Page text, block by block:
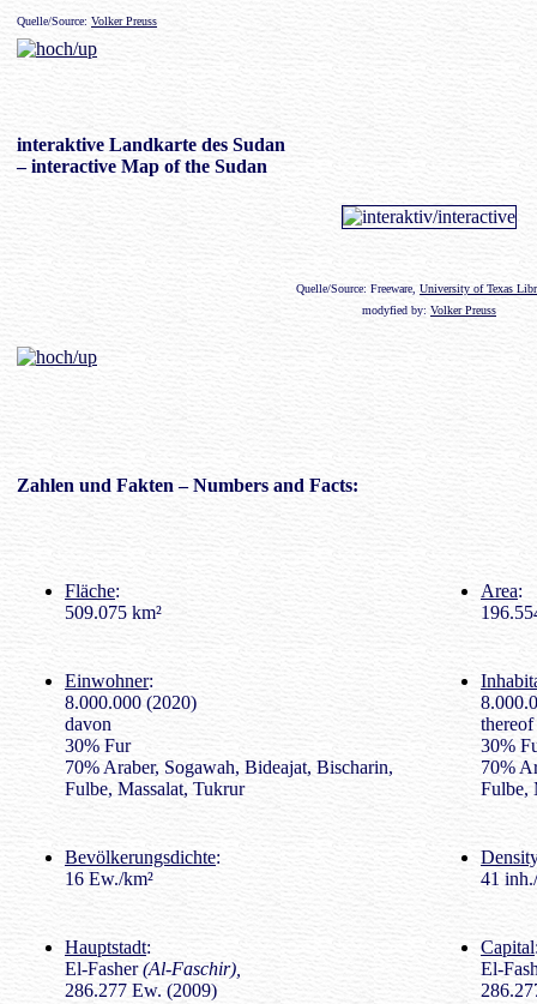
Quelle/Source: Volker Preuss
interaktive Landkarte des Sudan
– interactive Map of the Sudan
Quelle/Source: Freeware, University of Texas
modyfied by: Volker Preuss
Zahlen und Fakten – Numbers and Facts:
Fläche:
509.075 km²
Area:
Einwohner:
8.000.000 (2020)
davon
30% Fur
70% Araber, Sogawah, Bideajat, Bischarin,
Fulbe, Massalat, Tukrur
thereof
30%
70%
Fulbe,
Bevölkerungsdichte:
16 Ew./km²
41
Hauptstadt:
El-Fasher(Al-Faschir),
286.277 Ew. (2009)
Capital
El-